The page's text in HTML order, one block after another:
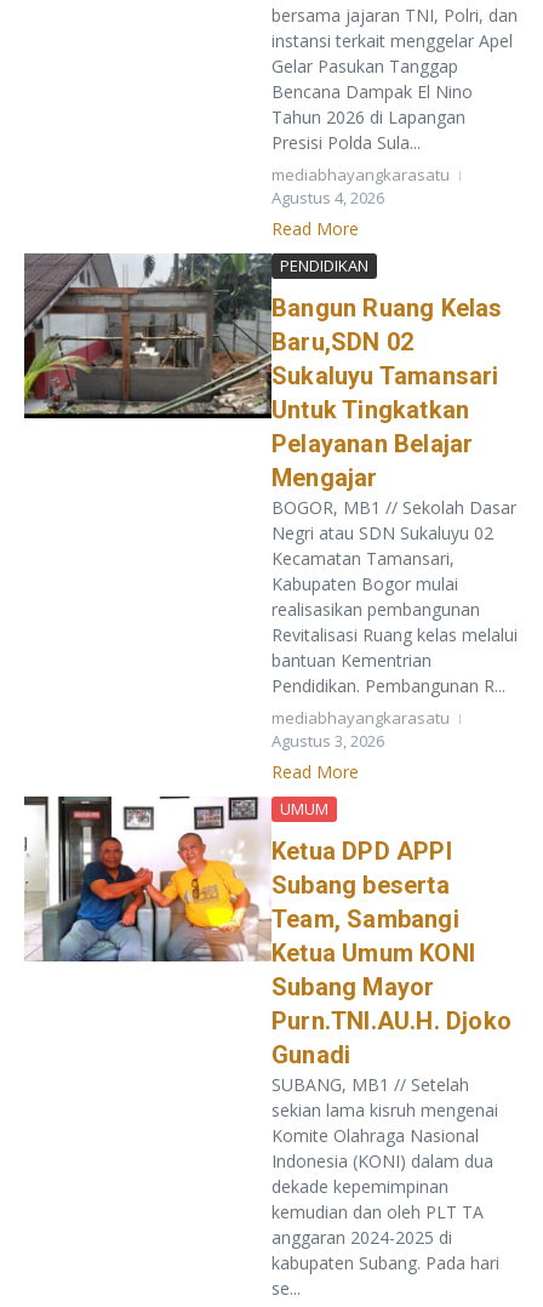
bersama jajaran TNI, Polri, dan
instansi terkait menggelar Apel
Gelar Pasukan Tanggap
Bencana Dampak El Nino
Tahun 2026 di Lapangan
Presisi Polda Sula...
mediabhayangkarasatu
Agustus 4, 2026
Read More
PENDIDIKAN
Bangun Ruang Kelas
Baru,SDN 02
Sukaluyu Tamansari
Untuk Tingkatkan
Pelayanan Belajar
Mengajar
BOGOR, MB1 // Sekolah Dasar
Negri atau SDN Sukaluyu 02
Kecamatan Tamansari,
Kabupaten Bogor mulai
realisasikan pembangunan
Revitalisasi Ruang kelas melalui
bantuan Kementrian
Pendidikan. Pembangunan R...
mediabhayangkarasatu
Agustus 3, 2026
Read More
UMUM
Ketua DPD APPI
Subang beserta
Team, Sambangi
Ketua Umum KONI
Subang Mayor
Purn.TNI.AU.H. Djoko
Gunadi
SUBANG, MB1 // Setelah
sekian lama kisruh mengenai
Komite Olahraga Nasional
Indonesia (KONI) dalam dua
dekade kepemimpinan
kemudian dan oleh PLT TA
anggaran 2024-2025 di
kabupaten Subang. Pada hari
se...